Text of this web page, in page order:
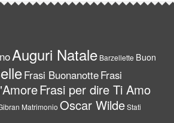
Auguri Natale Barzellette Buon
Frasi BuonanotteFrasi
Frasi per dire Ti Amo
Matrimonio Oscar WildeStati